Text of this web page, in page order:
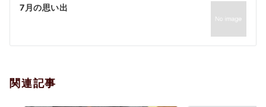
ゲ
シ
ン
7月の思い出
関連記事